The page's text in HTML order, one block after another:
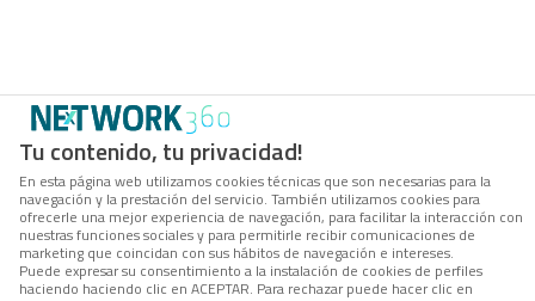
Tu contenido, tu privacidad!
En esta página web utilizamos cookies técnicas que son necesarias para la
navegación y la prestación del servicio. También utilizamos cookies para
ofrecerle una mejor experiencia de navegación, para facilitar la interacción con
nuestras funciones sociales y para permitirle recibir comunicaciones de
marketing que coincidan con sus hábitos de navegación e intereses.
Puede expresar su consentimiento a la instalación de cookies de perfiles
haciendo haciendo clic en ACEPTAR. Para rechazar puede hacer clic en